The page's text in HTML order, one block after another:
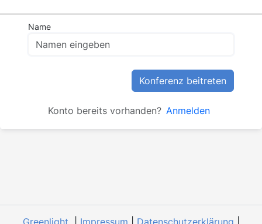
Name
Konferenz beitreten
Konto bereits vorhanden? Anmelden
Greenlight Impressum Datenschutzerklärung